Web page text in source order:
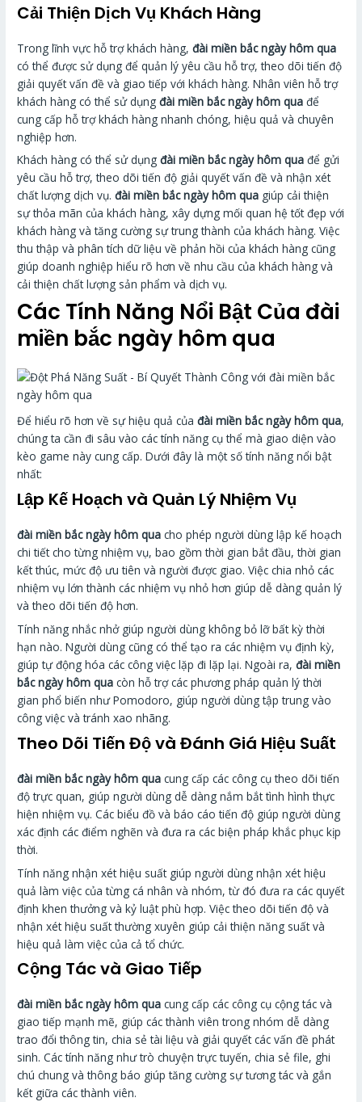
Cải Thiện Dịch Vụ Khách Hàng
Trong lĩnh vực hỗ trợ khách hàng,đài miền bắc ngày hôm qua
có thể được sử dụng để quản lý yêu cầu hỗ trợ, theo dõi tiến độ
giải quyết vấn đề và giao tiếp với khách hàng. Nhân viên hỗ trợ
khách hàng có thể sử dụngđài miền bắc ngày hôm qua để
cung cấp hỗ trợ khách hàng nhanh chóng, hiệu quả và chuyên
nghiệp hơn.
Khách hàng có thể sử dụngđài miền bắc ngày hôm qua để gửi
yêu cầu hỗ trợ, theo dõi tiến độ giải quyết vấn đề và nhận xét
chất lượng dịch vụ.đài miền bắc ngày hôm qua giúp cải thiện
sự thỏa mãn của khách hàng, xây dựng mối quan hệ tốt đẹp với
khách hàng và tăng cường sự trung thành của khách hàng. Việc
thu thập và phân tích dữ liệu về phản hồi của khách hàng cũng
giúp doanh nghiệp hiểu rõ hơn về nhu cầu của khách hàng và
cải thiện chất lượng sản phẩm và dịch vụ.
Các Tính Năng Nổi Bật Củađài
miền bắc ngày hôm qua
Để hiểu rõ hơn về sự hiệu quả củađài miền bắc ngày hôm qua,
chúng ta cần đi sâu vào các tính năng cụ thể mà giao diện vào
kèo game này cung cấp. Dưới đây là một số tính năng nổi bật
nhất:
Lập Kế Hoạch và Quản Lý Nhiệm Vụ
đài miền bắc ngày hôm qua cho phép người dùng lập kế hoạch
chi tiết cho từng nhiệm vụ, bao gồm thời gian bắt đầu, thời gian
kết thúc, mức độ ưu tiên và người được giao. Việc chia nhỏ các
nhiệm vụ lớn thành các nhiệm vụ nhỏ hơn giúp dễ dàng quản lý
và theo dõi tiến độ hơn.
Tính năng nhắc nhở giúp người dùng không bỏ lỡ bất kỳ thời
hạn nào. Người dùng cũng có thể tạo ra các nhiệm vụ định kỳ,
giúp tự động hóa các công việc lặp đi lặp lại. Ngoài ra,đài miền
bắc ngày hôm qua còn hỗ trợ các phương pháp quản lý thời
gian phổ biến như Pomodoro, giúp người dùng tập trung vào
công việc và tránh xao nhãng.
Theo Dõi Tiến Độ và Đánh Giá Hiệu Suất
đài miền bắc ngày hôm qua cung cấp các công cụ theo dõi tiến
độ trực quan, giúp người dùng dễ dàng nắm bắt tình hình thực
hiện nhiệm vụ. Các biểu đồ và báo cáo tiến độ giúp người dùng
xác định các điểm nghẽn và đưa ra các biện pháp khắc phục kịp
thời.
Tính năng nhận xét hiệu suất giúp người dùng nhận xét hiệu
quả làm việc của từng cá nhân và nhóm, từ đó đưa ra các quyết
định khen thưởng và kỷ luật phù hợp. Việc theo dõi tiến độ và
nhận xét hiệu suất thường xuyên giúp cải thiện năng suất và
hiệu quả làm việc của cả tổ chức.
Cộng Tác và Giao Tiếp
đài miền bắc ngày hôm qua cung cấp các công cụ cộng tác và
giao tiếp mạnh mẽ, giúp các thành viên trong nhóm dễ dàng
trao đổi thông tin, chia sẻ tài liệu và giải quyết các vấn đề phát
sinh. Các tính năng như trò chuyện trực tuyến, chia sẻ file, ghi
chú chung và thông báo giúp tăng cường sự tương tác và gắn
kết giữa các thành viên.